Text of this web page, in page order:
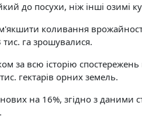
до посухи, ніж інші озимі
коливання
га зрошувалися.
за всю історію
гектарів орних земель.
на 16%, згідно з даними